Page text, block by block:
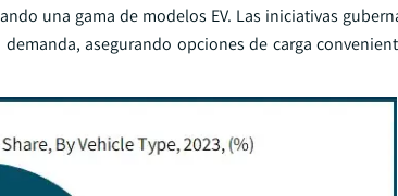
una gama de modelos EV. Las iniciativas
asegurando opciones de carga